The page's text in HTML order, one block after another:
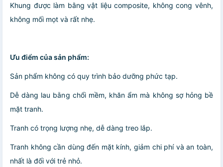
Khung được làm bằng vật liệu composite, không cong vênh,
không mối mọt và rất nhẹ.
Ưu điểm của sản phẩm:
Sản phẩm không có quy trình bảo dưỡng phức tạp.
Dễ dàng lau bằng chổi mềm, khăn ẩm mà không sợ hỏng bề
mặt tranh.
Tranh có trọng lượng nhẹ, dễ dàng treo lắp.
Tranh không cần dùng đến mặt kính, giảm chi phí và an toàn,
nhất là đối với trẻ nhỏ.